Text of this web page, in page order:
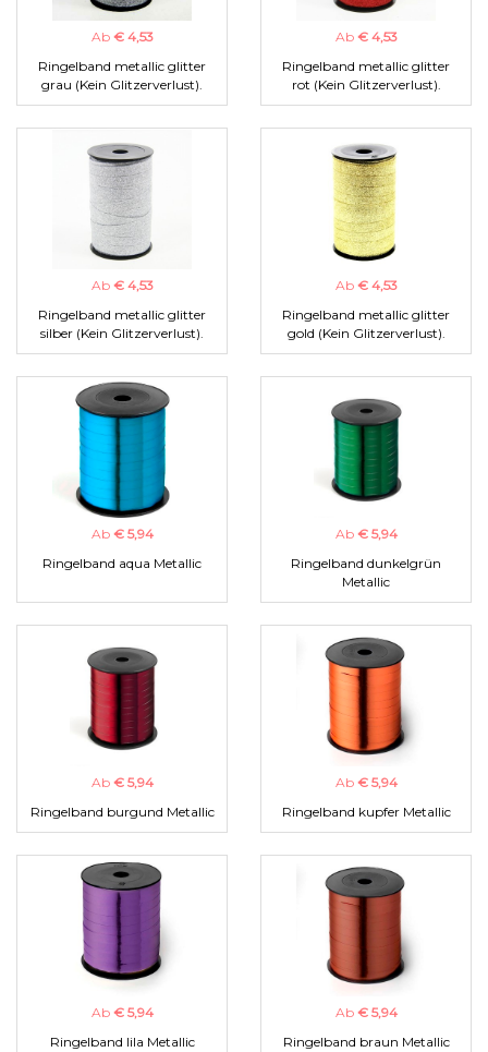
Ab € 4,53
Ringelband metallic glitter
grau (Kein Glitzerverlust).
Ab € 4,53
Ringelband metallic glitter
rot (Kein Glitzerverlust).
Ab € 4,53
Ringelband metallic glitter
silber (Kein Glitzerverlust).
Ab € 4,53
Ringelband metallic glitter
gold (Kein Glitzerverlust).
Ab € 5,94
Ringelband aqua Metallic
Ab € 5,94
Ringelband dunkelgrün
Metallic
Ab € 5,94
Ringelband burgund Metallic
Ab € 5,94
Ringelband kupfer Metallic
Ab € 5,94
Ringelband lila Metallic
Ab € 5,94
Ringelband braun Metallic